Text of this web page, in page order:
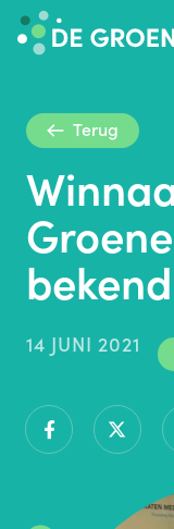
Terug
bekend
14 JUNI 2021